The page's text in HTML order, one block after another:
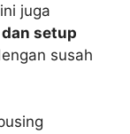
juga
setup
susah